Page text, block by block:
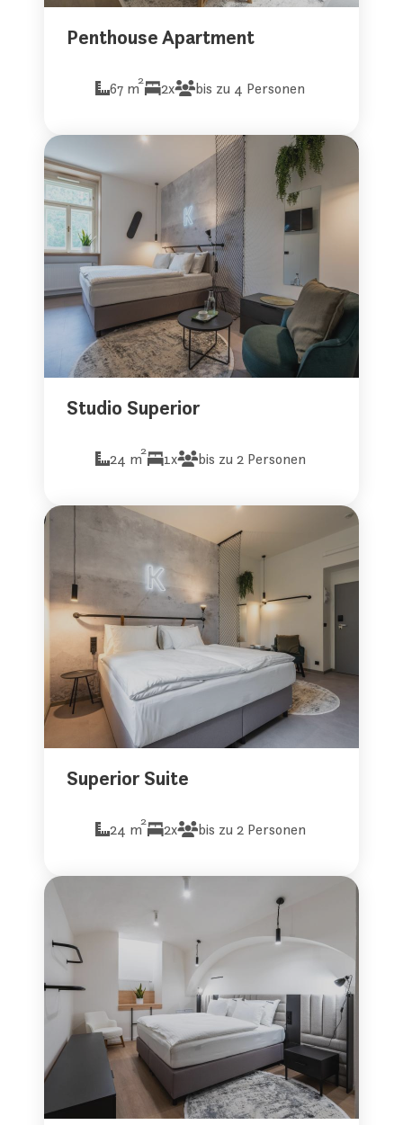
Penthouse Apartment
67 m2 2x bis zu 4 Personen
Studio Superior
24 m2 1x bis zu 2 Personen
Superior Suite
24 m2 2x bis zu 2 Personen